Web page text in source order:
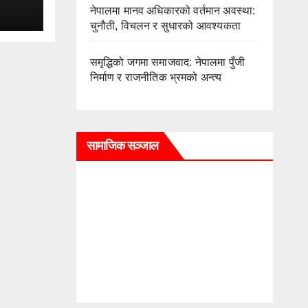
नेपालमा मानव अधिकारको वर्तमान अवस्था:
चुनौती, विचलन र सुधारको आवश्यकता
समृद्धिको जगमा समाजवाद: नेपालमा पुँजी
निर्माण र राजनीतिक भ्रमको अन्त्य
सामाजिक सञ्जाल